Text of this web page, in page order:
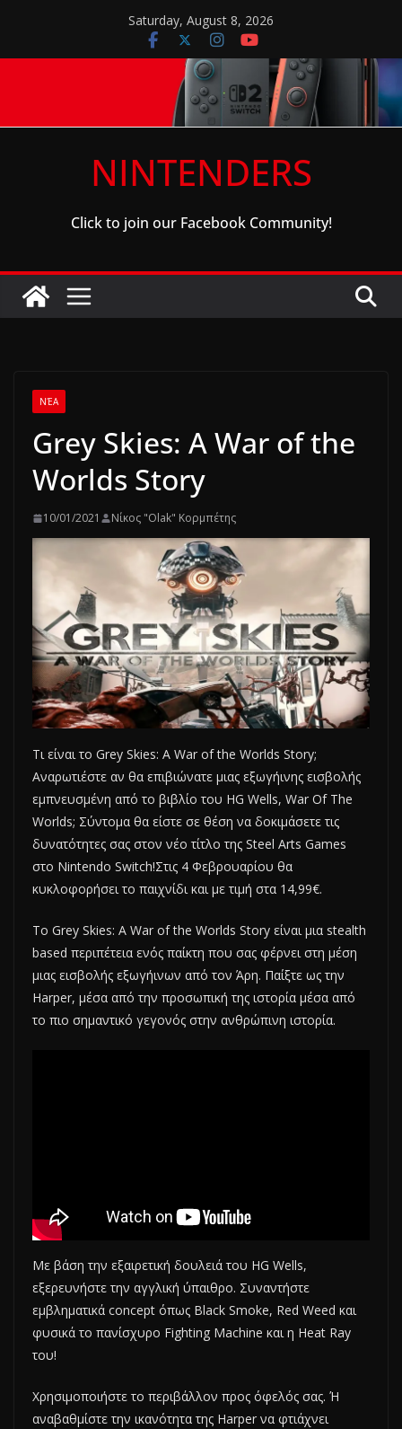
content
Saturday, August 8, 2026
NINTENDERS
Click to join our Facebook Community!
ΝΈΑ
Grey Skies: A War of the
Worlds Story
10/01/2021 Νίκος "Olak" Κορμπέτης
Τι είναι το Grey Skies: A War of the Worlds Story;
Αναρωτιέστε αν θα επιβιώνατε μιας εξωγήινης εισβολής
εμπνευσμένη από το βιβλίο του HG Wells, War Of The
Worlds; Σύντομα θα είστε σε θέση να δοκιμάσετε τις
δυνατότητες σας στον νέο τίτλο της Steel Arts Games
στο Nintendo Switch!Στις 4 Φεβρουαρίου θα
κυκλοφορήσει το παιχνίδι και με τιμή στα 14,99€.
Το Grey Skies: A War of the Worlds Story είναι μια stealth
based περιπέτεια ενός παίκτη που σας φέρνει στη μέση
μιας εισβολής εξωγήινων από τον Άρη. Παίξτε ως την
Harper, μέσα από την προσωπική της ιστορία μέσα από
το πιο σημαντικό γεγονός στην ανθρώπινη ιστορία.
Με βάση την εξαιρετική δουλειά του HG Wells,
εξερευνήστε την αγγλική ύπαιθρο. Συναντήστε
εμβληματικά concept όπως Black Smoke, Red Weed και
φυσικά το πανίσχυρο Fighting Machine και η Heat Ray
του!
Χρησιμοποιήστε το περιβάλλον προς όφελός σας. Ή
αναβαθμίστε την ικανότητα της Harper να φτιάχνει